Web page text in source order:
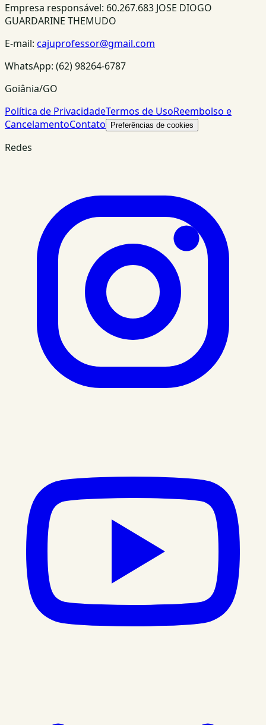
Empresa responsável: 60.267.683 JOSE DIOGO
GUARDARINE THEMUDO
E-mail: cajuprofessor@gmail.com
WhatsApp: (62) 98264-6787
Goiânia/GO
Política de PrivacidadeTermos de UsoReembolso e
CancelamentoContato Preferências de cookies
Redes